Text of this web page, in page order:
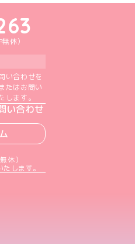
TikTok公式アカウント
ーみんX公式アカウント
どりーみんInstagram公式アカウント
めいどりーみんFacebook公式アカウン
めいどりーみんYouTube公式アカ
休）
い合わせを
たはお問い
します。
い合わせ
休）
します。